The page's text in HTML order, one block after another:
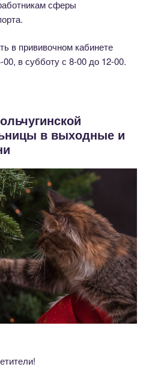
сферы
в прививочном кабинете
в субботу с 8-00 до 12-00.
в выходные и